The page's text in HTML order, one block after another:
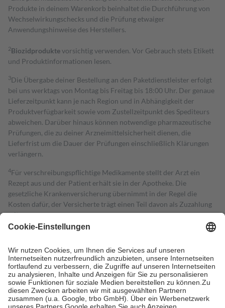
Produkte in deinem Warenkorb beinhaltet die Durchführung von
Wechselwirkungschecks und die Prüfung etwaiger
Anwendungshinweise des Herstellers.
2Biozidproduktevorsichtig verwenden. Vor Gebrauch stets Etikett
und Produktinformationen lesen.
3Die Übergabe deiner Bestellung an den Paketdienstleister erfolgt
bei uns werktags von Montag bis Freitag bis 18:00 Uhr. Der genaue
Lieferzeitpunkt kann je nach Region und in Abhängigkeit der
Produktverfügbarkeit sowie vom Zustellzeitpunkt des Spediteurs
abweichen. Darüber hinaus können notwendige pharmazeutische
Prüfungen, die zu deiner Arzneimittelsicherheit dienen, die
Lieferfrist um die Dauer der Prüfungen einschließlich Klärungen
verlängern.
4Für verschreibungspflichtige Medikamente stellt der Arzt ein
Rezept aus und der Patient erhält sie in der Apotheke. Die
gesetzliche Krankenversicherung übernimmt in der Regel die
Kosten dafür, der Versicherte trägt einen Teil davon als Zuzahlung
mit.
Grundsätzlich leisten Mitglieder Zuzahlungen in Höhe von zehn
höchstens zehn Euro.
Es sind jedoch nie mehr als die tatsächlichen
Kosten der Leistung zu entrichten.
Diese Regeln gelten grundsätzlich auch für Online-Apotheken.
Bei Heilmitteln und häuslicher Krankenpflege beträgt die
Zuzahlung zehn Prozent der Kosten sowie zehn Euro je
Verordnung.